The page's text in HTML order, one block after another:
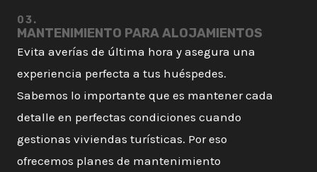
03.
MANTENIMIENTO PARA ALOJAMIENTOS
Evita averías de última hora y asegura una
experiencia perfecta a tus huéspedes.
Sabemos lo importante que es mantener cada
detalle en perfectas condiciones cuando
gestionas viviendas turísticas. Por eso
ofrecemos planes de mantenimiento